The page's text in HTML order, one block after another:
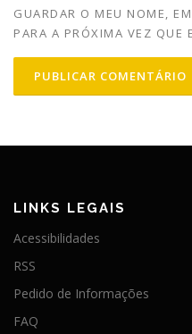
GUARDAR O MEU NOME,
PARA A PRÓXIMA VEZ QUE
LINKS LEGAIS
Acessibilidades
RSS
Pedido de Informações
FAQ